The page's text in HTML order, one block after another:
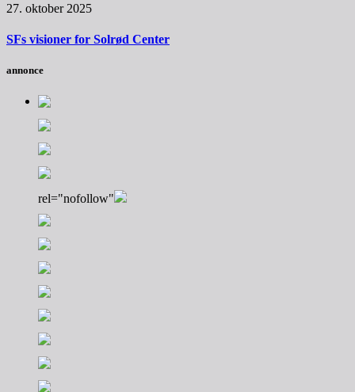
27. oktober 2025
SFs visioner for Solrød Center
annonce
rel="nofollow"